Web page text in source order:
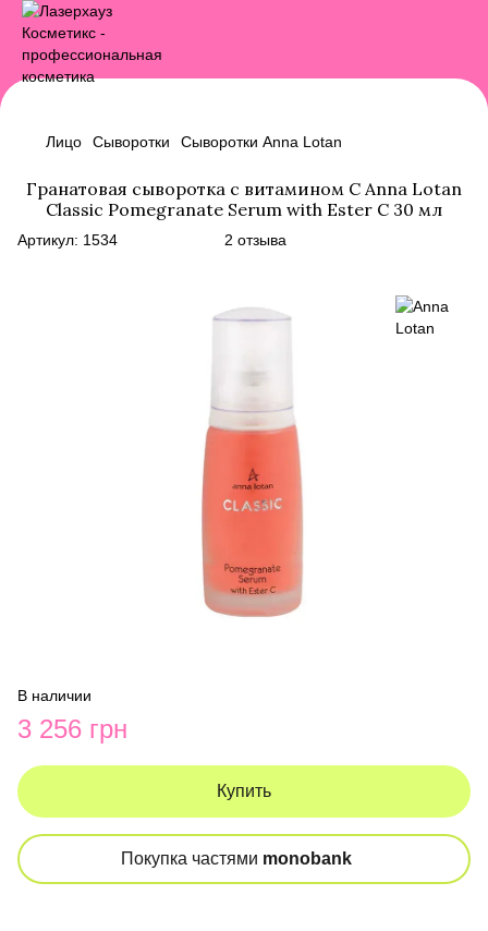
Лицо Сыворотки Сыворотки Anna Lotan
Гранатовая сыворотка с витамином C Anna Lotan
Classic Pomegranate Serum with Ester C 30 мл
Артикул: 1534 2 отзыва
В наличии
3 256 грн
Купить
Покупка частями monobank